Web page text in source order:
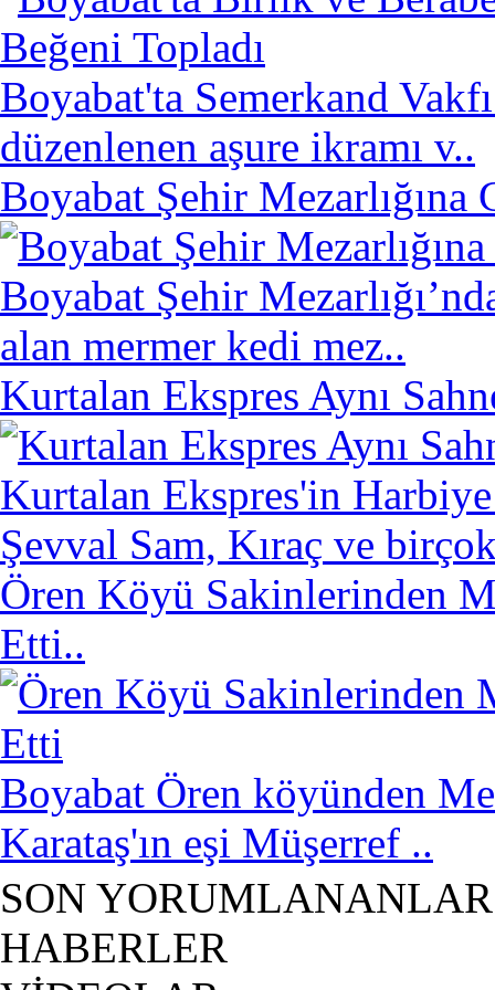
Boyabat'ta Semerkand
düzenlenen aşure ikramı v..
Boyabat Şehir Mezarlığına
Boyabat Şehir
alan mermer kedi mez..
Kurtalan Ekspres Aynı
Kurtalan Ekspres'in
Şevval Sam, Kıraç ve
Ören Köyü Sakinlerinden
Etti..
Boyabat Ören köyünden
Karataş'ın eşi Müşerref ..
SON YORUMLANANLAR
HABERLER